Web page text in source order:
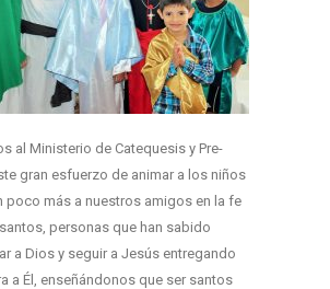
al Ministerio de Catequesis y Pre-
gran esfuerzo de animar a los niños
poco más a nuestros amigos en la fe
personas que han sabido
a Dios y seguir a Jesús entregando
a Él, enseñándonos que ser santos